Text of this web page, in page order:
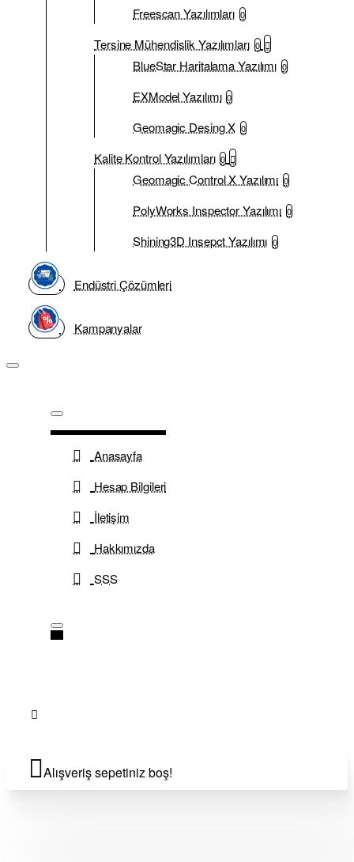
Freescan Yazılımları 0
Tersine Mühendislik Yazılımları 0
BlueStar Haritalama Yazılımı 0
EXModel Yazılımı 0
Geomagic Desing X 0
Kalite Kontrol Yazılımları 0
Geomagic Control X Yazılımı 0
PolyWorks Inspector Yazılımı 0
Shining3D Insepct Yazılımı 0
Endüstri Çözümleri
Kampanyalar
Anasayfa
Hesap Bilgileri
İletişim
Hakkımızda
SSS
Alışveriş sepetiniz boş!